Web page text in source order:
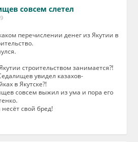
совсем слетел
перечислении денег из Якутии в
строительством занимается?!
увидел казахов-
в Якутске?!
совсем выжил из ума и пора его
несёт свой бред!